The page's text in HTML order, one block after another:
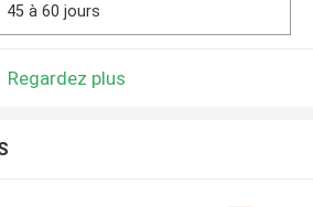
45 à 60 jours
Regardez plus